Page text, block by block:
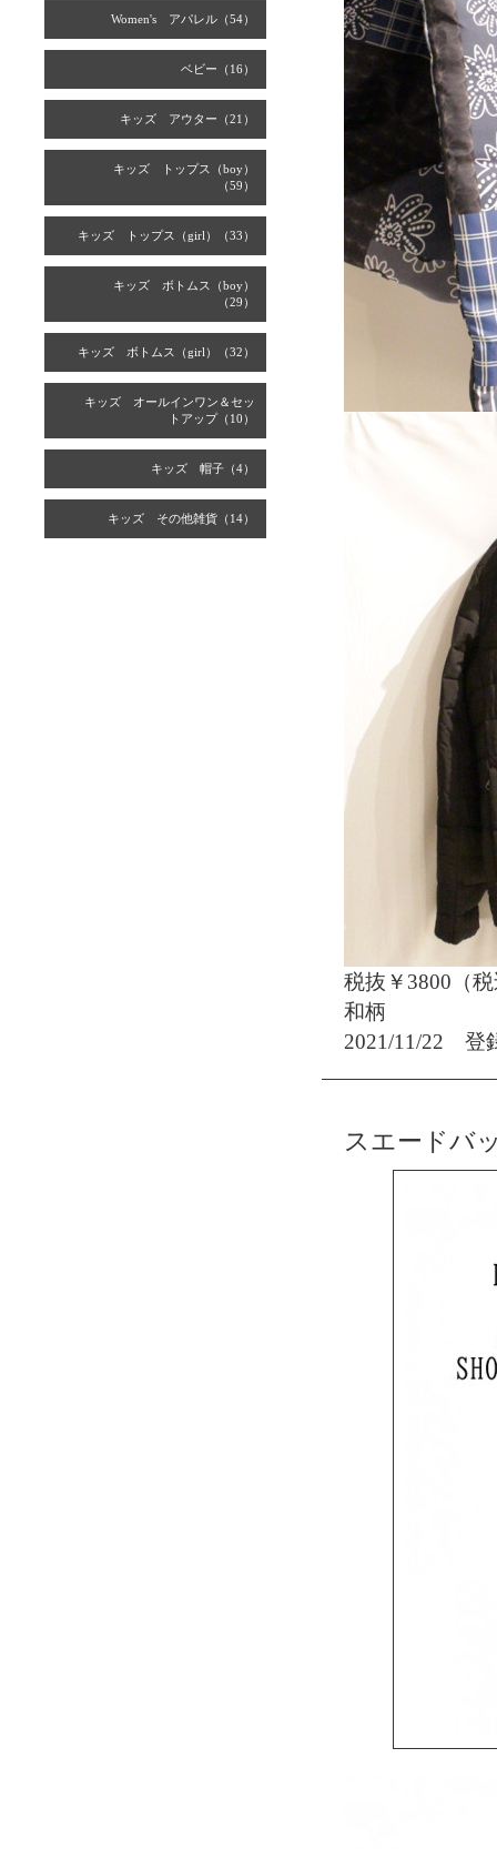
Women's アパレル（54）
ベビー（16）
キッズ アウター（21）
キッズ トップス（boy）
（59）
キッズ トップス（girl）（33）
キッズ ボトムス（boy）
（29）
キッズ ボトムス（girl）（32）
キッズ オールインワン＆セッ
トアップ（10）
キッズ 帽子（4）
キッズ その他雑貨（14）
税抜￥3800（
和柄
2021/11/22 登
スエードバ